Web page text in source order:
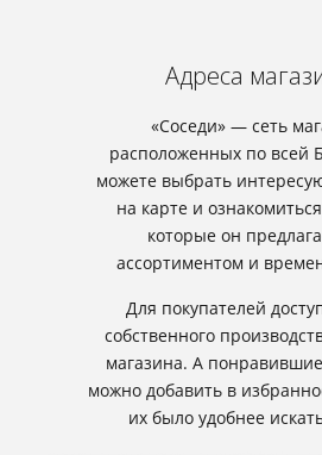
Адреса
«Соседи» — сеть
расположенных по всей
можете выбрать
на карте и
которые он
ассортиментом и
Для покупателей
собственного
магазина. А
можно добавить в
их было удобнее